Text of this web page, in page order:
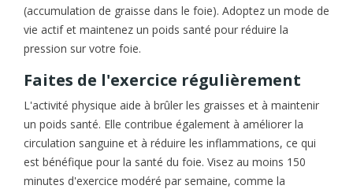
(accumulation de graisse dans le foie). Adoptez un mode de
vie actif et maintenez un poids santé pour réduire la
pression sur votre foie.
Faites de l'exercice régulièrement
L'activité physique aide à brûler les graisses et à maintenir
un poids santé. Elle contribue également à améliorer la
circulation sanguine et à réduire les inflammations, ce qui
est bénéfique pour la santé du foie. Visez au moins 150
minutes d'exercice modéré par semaine, comme la